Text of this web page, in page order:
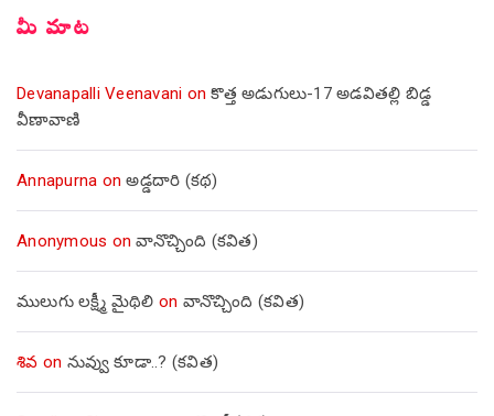
మీ మాట
Devanapalli Veenavani onకొత్త అడుగులు-17 అడవితల్లి బిడ్డ
వీణావాణి
Annapurna onఅడ్డదారి (కథ)
Anonymous onవానొచ్చింది (కవిత)
ములుగు లక్ష్మీ మైథిలి on వానొచ్చింది (కవిత)
శివ on నువ్వు కూడా..? (కవిత)